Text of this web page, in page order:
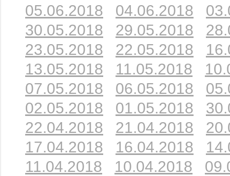
05.06.2018
04.06.2018
30.05.2018
29.05.2018
23.05.2018
22.05.2018
13.05.2018
11.05.2018
07.05.2018
06.05.2018
02.05.2018
01.05.2018
22.04.2018
21.04.2018
17.04.2018
16.04.2018
11.04.2018
10.04.2018